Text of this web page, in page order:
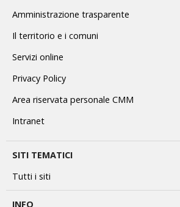
Amministrazione trasparente
Il territorio e i comuni
Servizi online
Privacy Policy
Area riservata personale CMM
Intranet
SITI TEMATICI
Tutti i siti
INFO